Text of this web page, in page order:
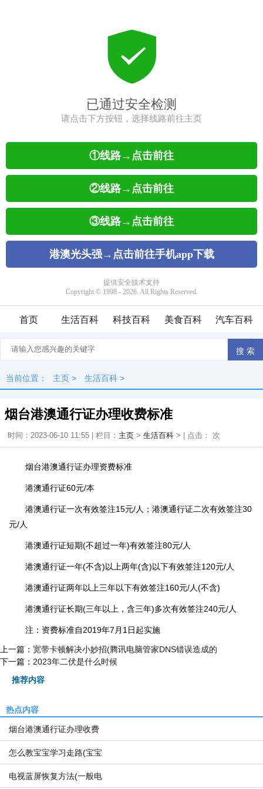
首页 生活百科 科技百科 美食百科 汽车百科
当前位置： 主页 > 生活百科 >
烟台港澳通行证办理收费标准
时间：2023-06-10 11:55 | 栏目： 主页 > 生活百科 > | 点击： 次
烟台港澳通行证办理资费标准
港澳通行证60元/本
港澳通行证一次有效签注15元/人；港澳通行证二次有效签注30
元/人
港澳通行证短期(不超过一年)有效签注80元/人
港澳通行证一年(不含)以上两年(含)以下有效签注120元/人
港澳通行证两年以上三年以下有效签注160元/人(不含)
港澳通行证长期(三年以上，含三年)多次有效签注240元/人
注：资费标准自2019年7月1日起实施
上一篇： 宽带卡顿解决小妙招(腾讯电脑管家DNS错误造成的
下一篇： 2023年二伏是什么时候
推荐内容
热点内容
烟台港澳通行证办理收费
怎么教宝宝学习走路(宝宝
电视蓝屏恢复方法(一般电